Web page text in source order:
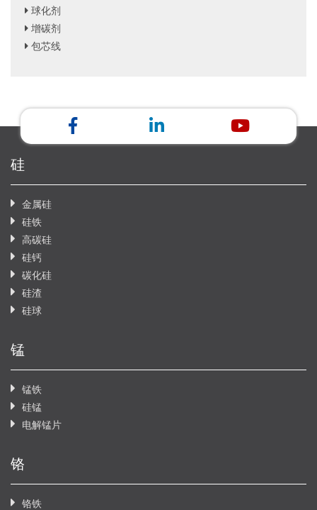
球化剂
增碳剂
包芯线
硅
金属硅
硅铁
高碳硅
硅钙
碳化硅
硅渣
硅球
锰
锰铁
硅锰
电解锰片
铬
铬铁